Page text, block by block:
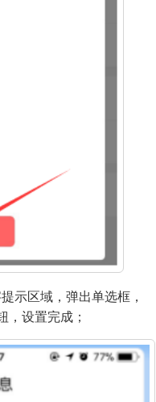
示区域，弹出单选框，
，设置完成；